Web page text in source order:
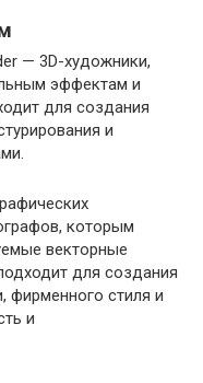
— 3D-художники,
эффектам и
для создания
и
которым
векторные
для создания
фирменного стиля и
и